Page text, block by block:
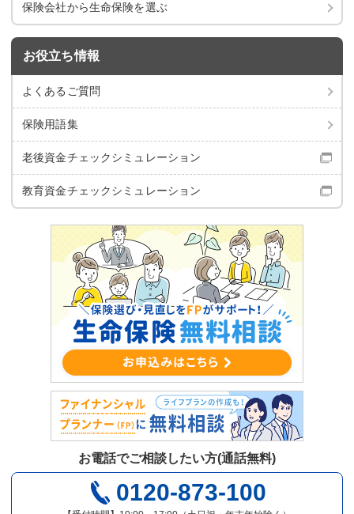
保険会社から生命保険を選ぶ
お役立ち情報
よくあるご質問
保険用語集
老後資金チェックシミュレーション
教育資金チェックシミュレーション
お電話でご相談したい方(通話無料)
0120-873-100